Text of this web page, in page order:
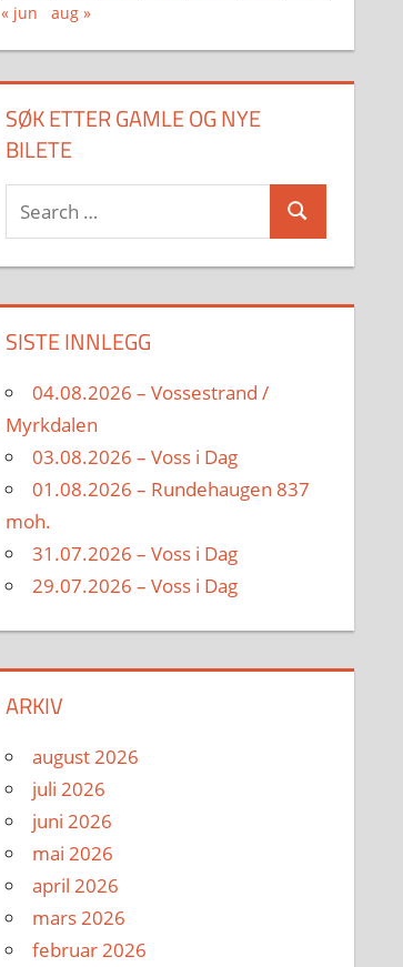
« jun
aug »
SØK ETTER GAMLE OG NYE
BILETE
Search
for:
Search
SISTE INNLEGG
04.08.2026 – Vossestrand /
Myrkdalen
03.08.2026 – Voss i Dag
01.08.2026 – Rundehaugen 837
moh.
31.07.2026 – Voss i Dag
29.07.2026 – Voss i Dag
ARKIV
august 2026
juli 2026
juni 2026
mai 2026
april 2026
mars 2026
februar 2026